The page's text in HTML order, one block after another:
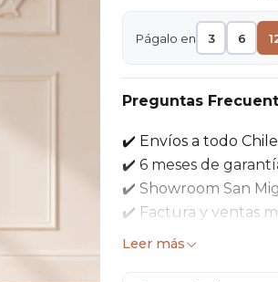
Págalo en 3 6
Preguntas
✔️ Envíos a todo Chile
✔️ 6 meses de
✔️ Showroom San
✔️ Factura y ventas
Silla plegable liviana
Leer más